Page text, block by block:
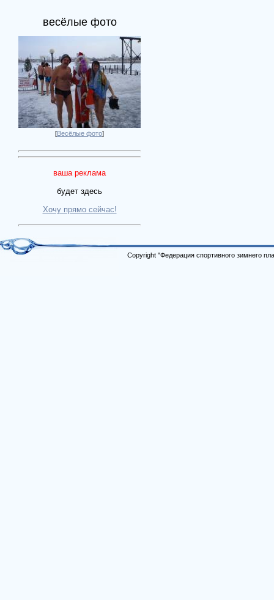
весёлые фото
[Весёлые фото]
ваша реклама
будет здесь
Хочу прямо сейчас!
Copyright "Федерация спортивного зимнего